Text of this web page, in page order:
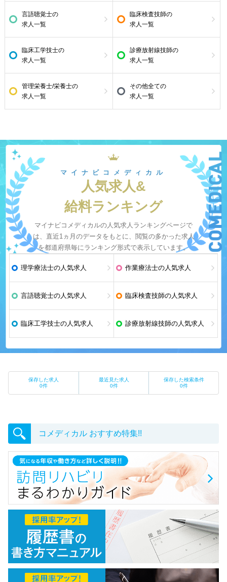
言語聴覚士の
求人一覧
臨床検査技師の
求人一覧
臨床工学技士の
求人一覧
診療放射線技師の
求人一覧
管理栄養士/栄養士の
求人一覧
その他全ての
求人一覧
マイナビコメディカル
人気求人&
給料ランキング
マイナビコメディカルの人気求人ランキングページで
は、直近1ヵ月のデータをもとに、閲覧の多かった求人
を都道府県毎にランキング形式で表示しています。
理学療法士の人気求人 作業療法士の人気求人
言語聴覚士の人気求人 臨床検査技師の人気求人
臨床工学技士の人気求人 診療放射線技師の人気求人
保存した求人
0件
最近見た求人
0件
保存した検索条件
0件
コメディカル おすすめ特集!!